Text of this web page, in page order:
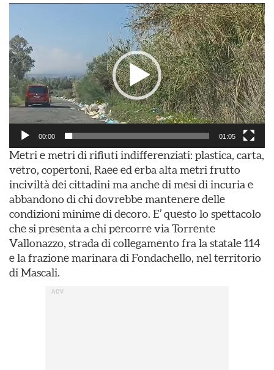
00:00 01:05
Metri e metri di rifiuti indifferenziati: plastica, carta,
vetro, copertoni, Raee ed erba alta metri frutto
inciviltà dei cittadini ma anche di mesi di incuria e
abbandono di chi dovrebbe mantenere delle
condizioni minime di decoro. E’ questo lo spettacolo
che si presenta a chi percorre via Torrente
Vallonazzo, strada di collegamento fra la statale 114
e la frazione marinara di Fondachello, nel territorio
di Mascali.